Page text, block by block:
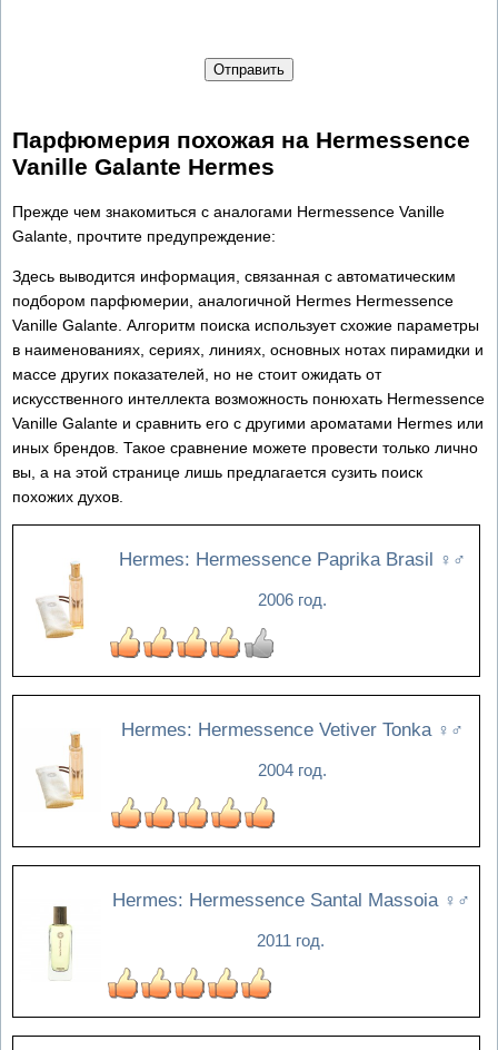
Отправить
Парфюмерия похожая на Hermessence
Vanille Galante Hermes
Прежде чем знакомиться с аналогами Hermessence Vanille
Galante, прочтите предупреждение:
Здесь выводится информация, связанная с автоматическим
подбором парфюмерии, аналогичной Hermes Hermessence
Vanille Galante. Алгоритм поиска использует схожие параметры
в наименованиях, сериях, линиях, основных нотах пирамидки и
массе других показателей, но не стоит ожидать от
искусственного интеллекта возможность понюхать Hermessence
Vanille Galante и сравнить его с другими ароматами Hermes или
иных брендов. Такое сравнение можете провести только лично
вы, а на этой странице лишь предлагается сузить поиск
похожих духов.
Hermes: Hermessence Paprika Brasil ♀♂
2006 год.
Hermes: Hermessence Vetiver Tonka ♀♂
2004 год.
Hermes: Hermessence Santal Massoia ♀♂
2011 год.